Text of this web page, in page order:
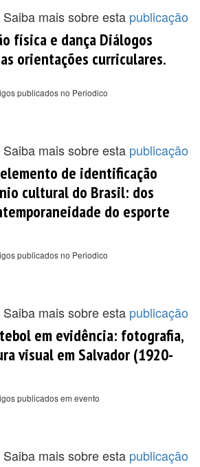
Saiba mais sobre esta publicação
física e dança Diálogos
orientações curriculares.
publicados no Periodico
Saiba mais sobre esta publicação
de identificação
cultural do Brasil: dos
do esporte
publicados no Periodico
Saiba mais sobre esta publicação
em evidência: fotografia,
visual em Salvador (1920-
publicados em evento
Saiba mais sobre esta publicação